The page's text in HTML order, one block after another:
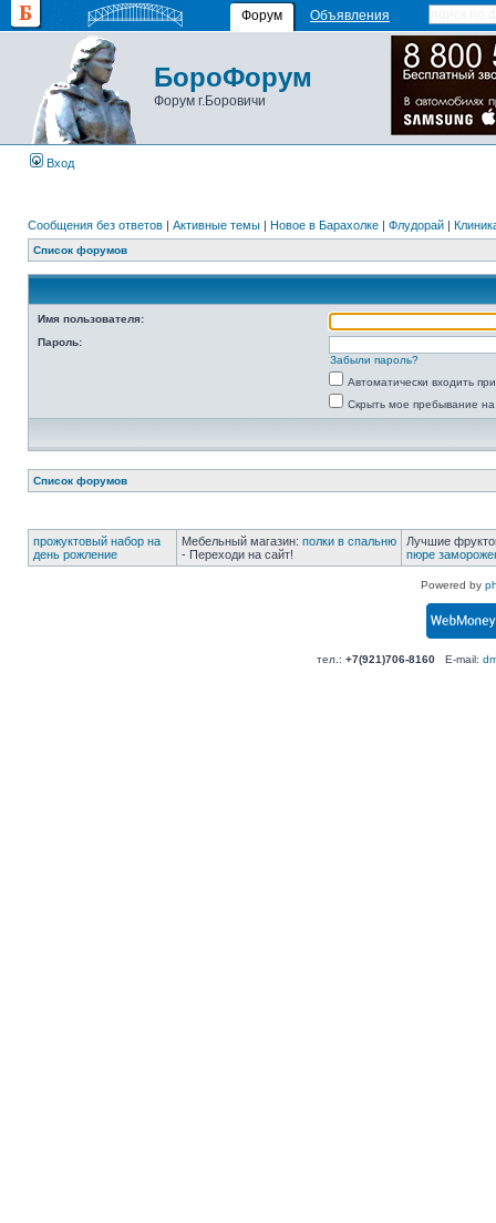
Форум Объявления
БороФорум
Форум г.Боровичи
Вход
Сообщения без ответов | Активные темы | Новое в Барахолке | Флудорай |
Список форумов
Имя пользователя:
Пароль:
Забыли пароль?
Автоматически входить
Скрыть мое пребывание
Список форумов
прожуктовый набор на
день рожление
Мебельный магазин: полки в спальню
- Переходи на сайт!
Лучшие
пюре
Powered by
тел.: +7(921)706-8160E-mail: